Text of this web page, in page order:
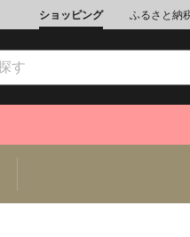
ショッピング ふるさと納